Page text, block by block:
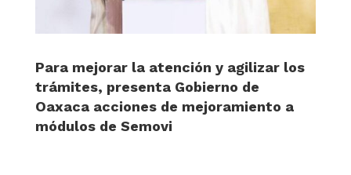
Para mejorar la atención y agilizar los
trámites, presenta Gobierno de
Oaxaca acciones de mejoramiento a
módulos de Semovi